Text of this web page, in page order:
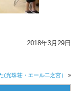
2018年3月29日
光珠荘・エール二之宮）
»